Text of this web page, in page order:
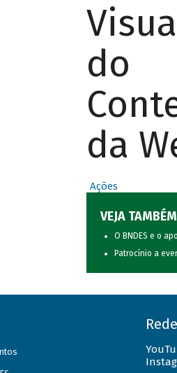
do
da
Ações
VEJA TAMBÉM
O BNDES e o
Patrocínio a